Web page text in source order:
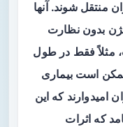
منتقل شوند. آنها
بدون نظارت
مثلاً فقط در طول
است بیماری
امیدوارند که این
که اثرات